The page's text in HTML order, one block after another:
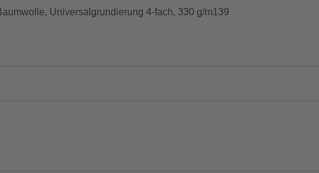
Universalgrundierung 4-fach, 330 g/m139